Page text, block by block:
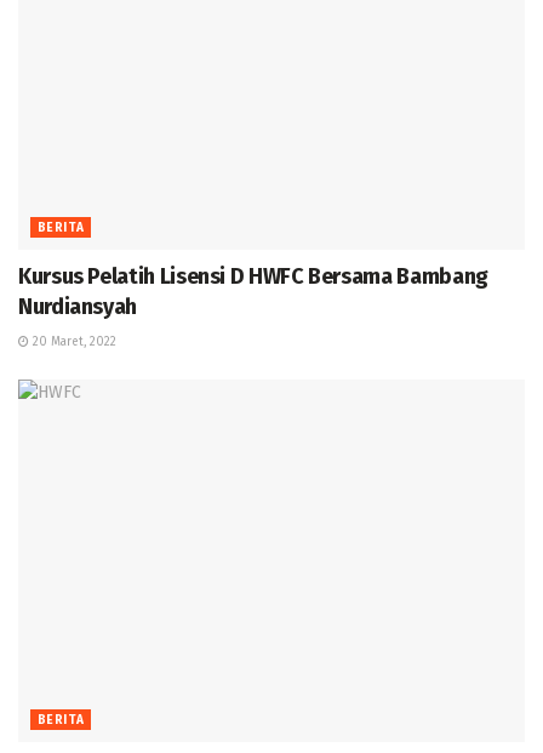
BERITA
Kursus Pelatih Lisensi D HWFC Bersama Bambang
Nurdiansyah
20 Maret, 2022
BERITA